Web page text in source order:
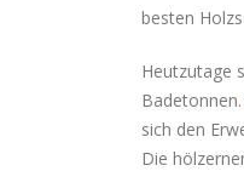
besten
Heutzutage
Badetonnen.
sich den
Die